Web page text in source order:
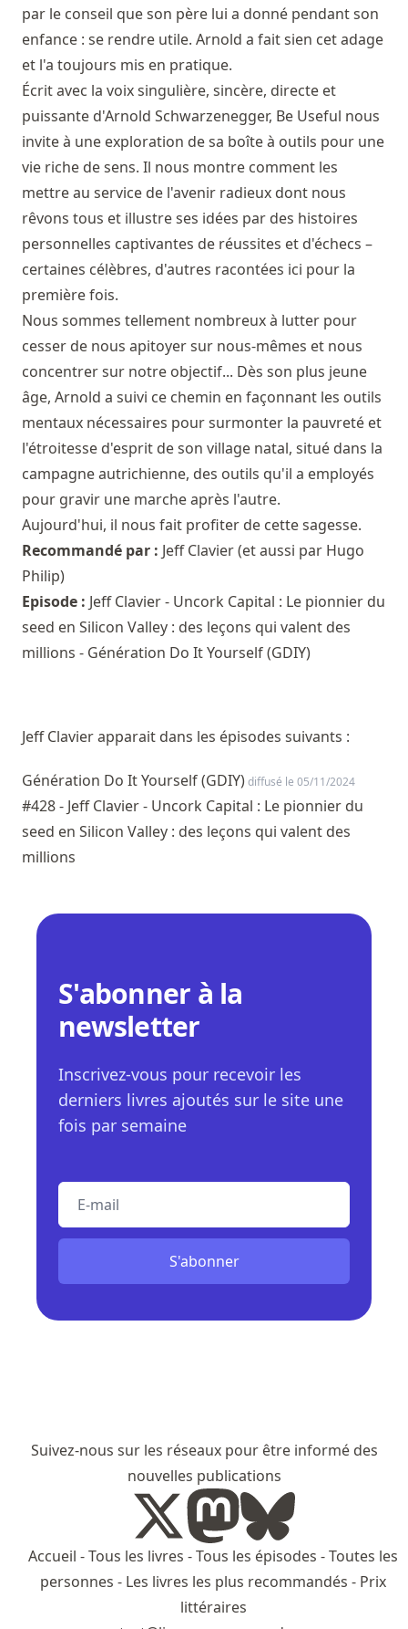
par le conseil que son père lui a donné pendant son
enfance : se rendre utile. Arnold a fait sien cet adage
et l'a toujours mis en pratique.
Écrit avec la voix singulière, sincère, directe et
puissante d'Arnold Schwarzenegger, Be Useful nous
invite à une exploration de sa boîte à outils pour une
vie riche de sens. Il nous montre comment les
mettre au service de l'avenir radieux dont nous
rêvons tous et illustre ses idées par des histoires
personnelles captivantes de réussites et d'échecs –
certaines célèbres, d'autres racontées ici pour la
première fois.
Nous sommes tellement nombreux à lutter pour
cesser de nous apitoyer sur nous-mêmes et nous
concentrer sur notre objectif... Dès son plus jeune
âge, Arnold a suivi ce chemin en façonnant les outils
mentaux nécessaires pour surmonter la pauvreté et
l'étroitesse d'esprit de son village natal, situé dans la
campagne autrichienne, des outils qu'il a employés
pour gravir une marche après l'autre.
Aujourd'hui, il nous fait profiter de cette sagesse.
Recommandé par : Jeff Clavier(et aussi par Hugo
Philip)
Episode : Jeff Clavier - Uncork Capital : Le pionnier du
seed en Silicon Valley : des leçons qui valent des
millions - Génération Do It Yourself (GDIY)
Jeff Clavier apparait dans les épisodes suivants :
Génération Do It Yourself (GDIY)diffusé le 05/11/2024
#428 - Jeff Clavier - Uncork Capital : Le pionnier du
seed en Silicon Valley : des leçons qui valent des
millions
S'abonner à la
newsletter
Inscrivez-vous pour recevoir les
derniers livres ajoutés sur le site une
fois par semaine
E-mail
S'abonner
Suivez-nous sur les réseaux pour être informé des
nouvelles publications
Accueil -Tous les livres -Tous les épisodes -Toutes les
personnes - Les livres les plus recommandés - Prix
littéraires